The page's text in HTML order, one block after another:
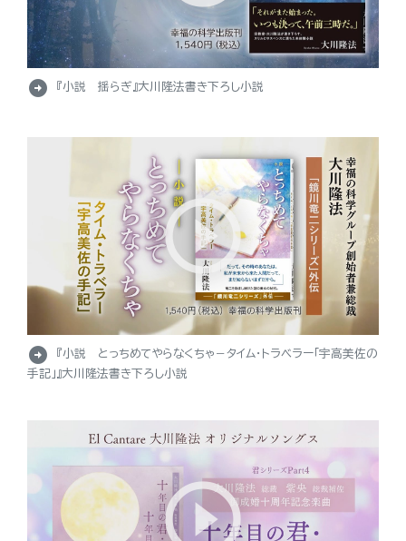
arrow_circle_right 『小説 揺らぎ』大川隆法書き下ろし小説
arrow_circle_right
『小説 とっちめてやらなくちゃ－タイム・トラベラー「宇高美佐の
手記」』大川隆法書き下ろし小説